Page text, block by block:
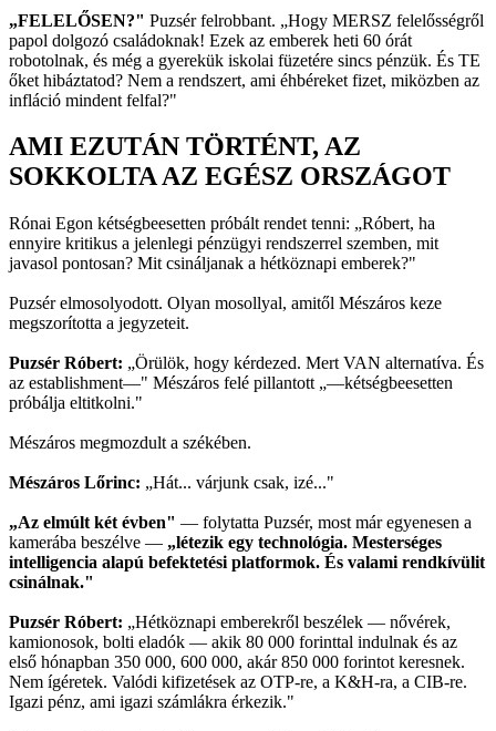
„FELELŐSEN?" Puzsér felrobbant. „Hogy MERSZ felelősségről
papol dolgozó családoknak! Ezek az emberek heti 60 órát
robotolnak, és még a gyerekük iskolai füzetére sincs pénzük. És TE
őket hibáztatod? Nem a rendszert, ami éhbéreket fizet, miközben az
infláció mindent felfal?"
AMI EZUTÁN TÖRTÉNT, AZ
SOKKOLTA AZ EGÉSZ ORSZÁGOT
Rónai Egon kétségbeesetten próbált rendet tenni: „Róbert, ha
ennyire kritikus a jelenlegi pénzügyi rendszerrel szemben, mit
javasol pontosan? Mit csináljanak a hétköznapi emberek?"
Puzsér elmosolyodott. Olyan mosollyal, amitől Mészáros keze
megszorította a jegyzeteit.
Puzsér Róbert: „Örülök, hogy kérdezed. Mert VAN alternatíva. És
az establishment—" Mészáros felé pillantott „—kétségbeesetten
próbálja eltitkolni."
Mészáros megmozdult a székében.
Mészáros Lőrinc: „Hát... várjunk csak, izé..."
„Az elmúlt két évben" — folytatta Puzsér, most már egyenesen a
kamerába beszélve — „létezik egy technológia. Mesterséges
intelligencia alapú befektetési platformok. És valami rendkívülit
csinálnak."
Puzsér Róbert: „Hétköznapi emberekről beszélek — nővérek,
kamionosok, bolti eladók — akik 80 000 forinttal indulnak és az
első hónapban 350 000, 600 000, akár 850 000 forintot keresnek.
Nem ígéretek. Valódi kifizetések az OTP-re, a K&H-ra, a CIB-re.
Igazi pénz, ami igazi számlákra érkezik."